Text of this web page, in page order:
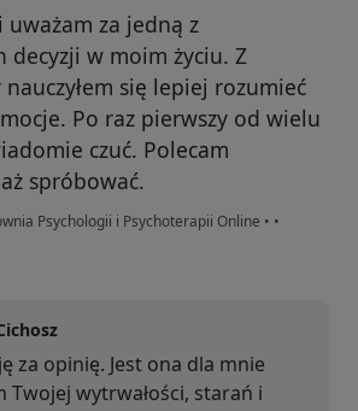
za jedną z
decyzji w moim życiu. Z
się lepiej rozumieć
Po raz pierwszy od wielu
czuć. Polecam
spróbować.
Psychologii i Psychoterapii Online • •
za opinię. Jest ona dla mnie
Twojej wytrwałości, starań i